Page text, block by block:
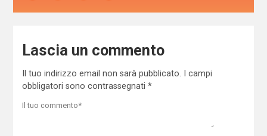
Lascia un commento
Il tuo indirizzo email non sarà pubblicato.
I campi
obbligatori sono contrassegnati *